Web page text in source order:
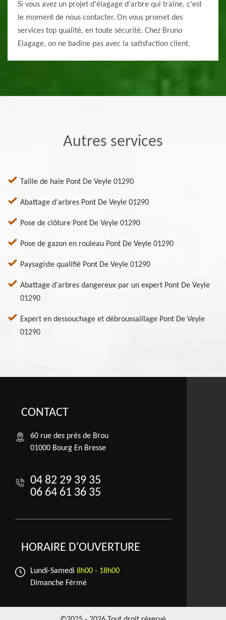
Si vous avez un projet d'élagage d'arbre qui traîne, c'est
le moment de nous contacter. On vous promet des
services top qualité, en toute sécurité. Chez Bruno
Elagage, on ne badine pas avec la satisfaction client.
Autres services
Taille de haie Pont De Veyle 01290
Abattage d'arbres Pont De Veyle 01290
Pose de clôture Pont De Veyle 01290
Pose de gazon en rouleau Pont De Veyle 01290
Paysagiste qualifié Pont De Veyle 01290
Abattage d'arbres dangereux par un expert Pont De Veyle
01290
Expert en dessouchage et débroussaillage Pont De Veyle
01290
CONTACT
60 rue des prés de Brou
01000 Bourg En Bresse
04 82 29 39 35
06 64 61 36 35
HORAIRE D'OUVERTURE
Lundi-Samedi 8h00 - 18h00
Dimanche Férmé